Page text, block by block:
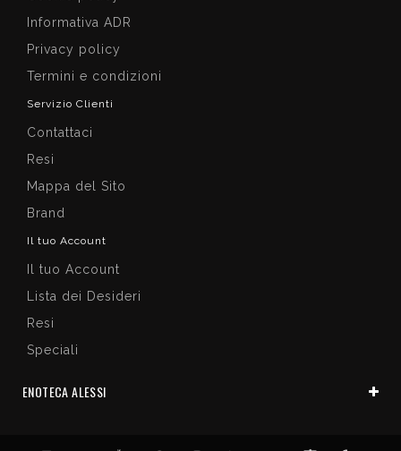
Informativa ADR
Privacy policy
Termini e condizioni
Servizio Clienti
Contattaci
Resi
Mappa del Sito
Brand
Il tuo Account
Il tuo Account
Lista dei Desideri
Resi
Speciali
ENOTECA ALESSI